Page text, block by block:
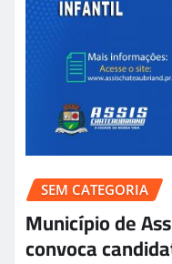
SEM CATEGORIA
Município de
convoca